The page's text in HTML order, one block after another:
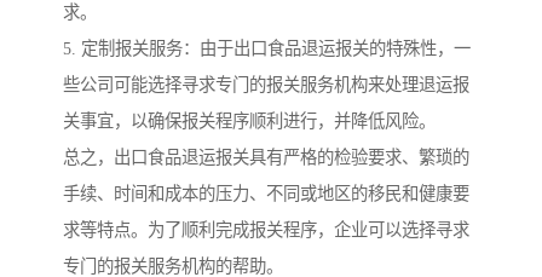
求。
5. 定制报关服务：由于出口食品退运报关的特殊性，一
些公司可能选择寻求专门的报关服务机构来处理退运报
关事宜，以确保报关程序顺利进行，并降低风险。
总之，出口食品退运报关具有严格的检验要求、繁琐的
手续、时间和成本的压力、不同或地区的移民和健康要
求等特点。为了顺利完成报关程序，企业可以选择寻求
专门的报关服务机构的帮助。